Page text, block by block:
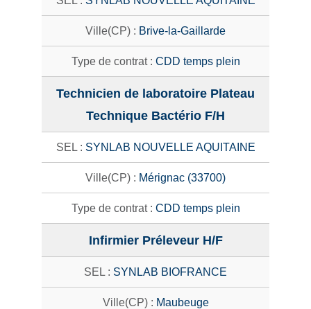
Brive-la-Gaillarde
CDD temps plein
Technicien de laboratoire Plateau
Technique Bactério F/H
SYNLAB NOUVELLE AQUITAINE
Mérignac (33700)
CDD temps plein
Infirmier Préleveur H/F
SYNLAB BIOFRANCE
Maubeuge